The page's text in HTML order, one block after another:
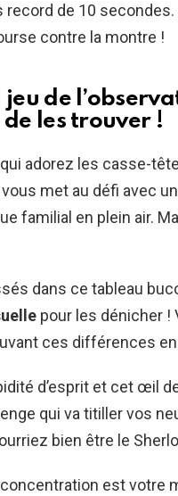
de 10
contre la montre !
de
les trouver !
adorez les casse-
vous met au défi avec
familial en plein air.
dans ce tableau
pour les dénicher !
ces différences
d’esprit et cet œil
qui va titiller vos
bien être le
est votre